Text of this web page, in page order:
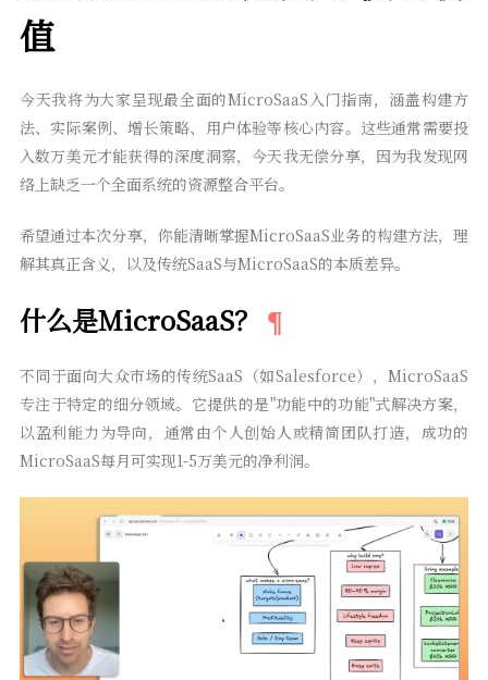
值
今天我将为大家呈现最全面的MicroSaaS入门指南，涵盖构建方
法、实际案例、增长策略、用户体验等核心内容。这些通常需要投
入数万美元才能获得的深度洞察，今天我无偿分享，因为我发现网
络上缺乏一个全面系统的资源整合平台。
希望通过本次分享，你能清晰掌握MicroSaaS业务的构建方法，理
解其真正含义，以及传统SaaS与MicroSaaS的本质差异。
什么是MicroSaaS？
不同于面向大众市场的传统SaaS（如Salesforce），MicroSaaS
专注于特定的细分领域。它提供的是"功能中的功能"式解决方案，
以盈利能力为导向，通常由个人创始人或精简团队打造，成功的
MicroSaaS每月可实现1-5万美元的净利润。